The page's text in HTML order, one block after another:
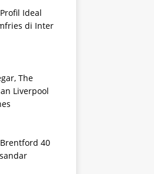
Ideal
di Inter
The
Liverpool
40